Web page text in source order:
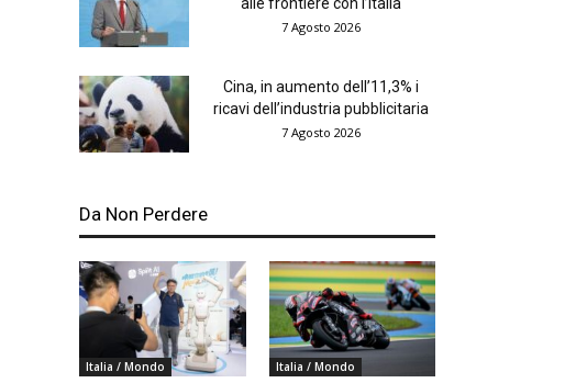
alle frontiere con l’Italia
7 Agosto 2026
Cina, in aumento dell’11,3% i
ricavi dell’industria pubblicitaria
7 Agosto 2026
Da Non Perdere
Italia / Mondo Italia / Mondo